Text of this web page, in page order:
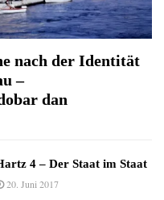
nach der Identität
–
dan
4 – Der Staat im Staat
20. Juni 2017